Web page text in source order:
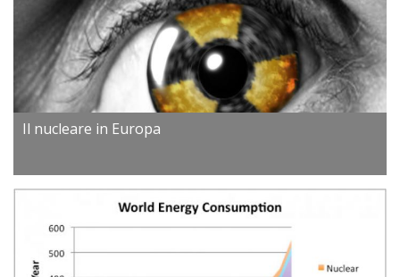
Il nucleare in Europa